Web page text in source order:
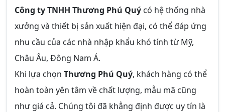
Công ty TNHH Thương Phú Quý có hệ thống nhà
xưởng và thiết bị sản xuất hiện đại, có thể đáp ứng
nhu cầu của các nhà nhập khẩu khó tính từ Mỹ,
Châu Âu, Đông Nam Á.
Khi lựa chọn Thương Phú Quý, khách hàng có thể
hoàn toàn yên tâm về chất lượng, mẫu mã cũng
như giá cả. Chúng tôi đã khẳng định được uy tín là